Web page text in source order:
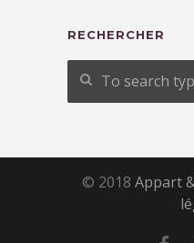
RECHERCHER
© 2018 Appart